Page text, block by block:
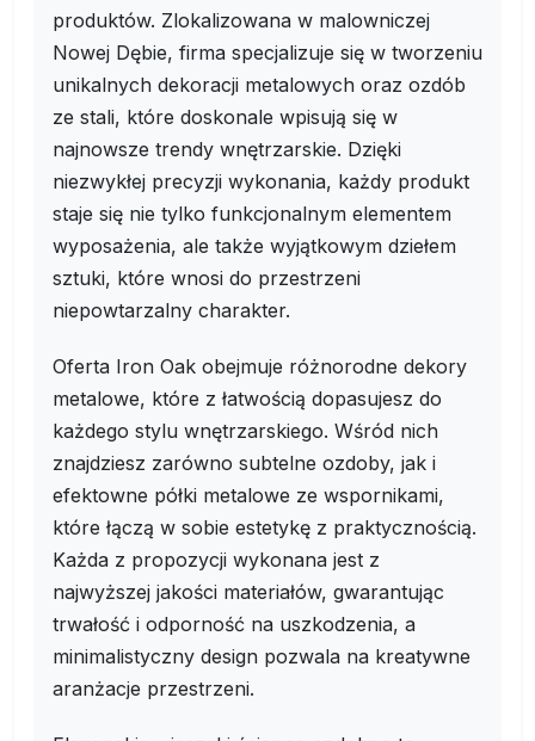
produktów. Zlokalizowana w malowniczej
Nowej Dębie, firma specjalizuje się w tworzeniu
unikalnych dekoracji metalowych oraz ozdób
ze stali, które doskonale wpisują się w
najnowsze trendy wnętrzarskie. Dzięki
niezwykłej precyzji wykonania, każdy produkt
staje się nie tylko funkcjonalnym elementem
wyposażenia, ale także wyjątkowym dziełem
sztuki, które wnosi do przestrzeni
niepowtarzalny charakter.
Oferta Iron Oak obejmuje różnorodne dekory
metalowe, które z łatwością dopasujesz do
każdego stylu wnętrzarskiego. Wśród nich
znajdziesz zarówno subtelne ozdoby, jak i
efektowne półki metalowe ze wspornikami,
które łączą w sobie estetykę z praktycznością.
Każda z propozycji wykonana jest z
najwyższej jakości materiałów, gwarantując
trwałość i odporność na uszkodzenia, a
minimalistyczny design pozwala na kreatywne
aranżacje przestrzeni.